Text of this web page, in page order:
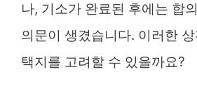
나, 기소가 완료된 후에는 합
의문이 생겼습니다. 이러한
택지를 고려할 수 있을까요?